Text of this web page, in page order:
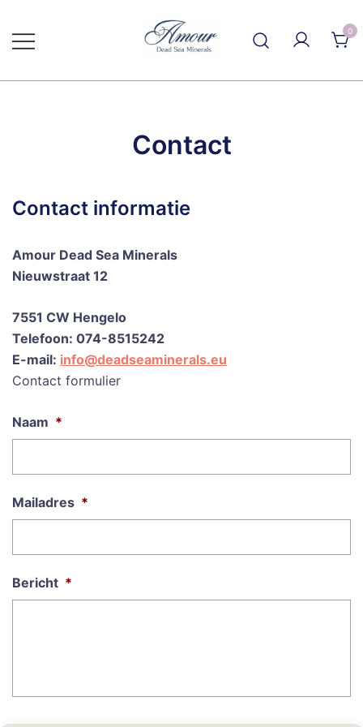
naar
de
0
Contact
Contact informatie
Amour Dead Sea Minerals
Nieuwstraat 12
7551 CW Hengelo
Telefoon: 074-8515242
E-mail: info@deadseaminerals.eu
Contact formulier
Naam *
Mailadres *
Bericht *